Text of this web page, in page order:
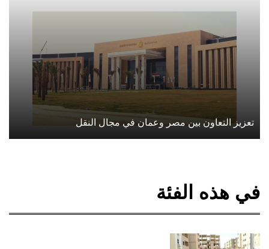
تعزيز التعاون بين مصر وعمان في مجال النقل
في هذه الفئة